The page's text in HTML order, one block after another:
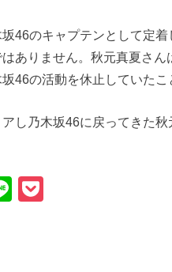
46のキャプテンとして定
ありません。秋元真夏さ
46の活動を休止していたこ
し乃木坂46に戻ってきた
Li